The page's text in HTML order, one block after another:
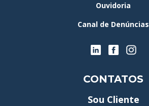
Ouvidoria
Canal de Denúncias
CONTATOS
Sou Cliente